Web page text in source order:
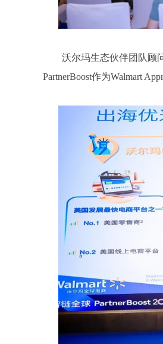
沃尔玛生态伙伴团队顾
PartnerBoost作为Walmart